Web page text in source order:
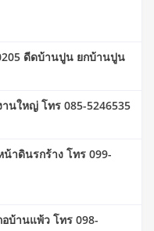
ดีดบ้านปูน ยกบ้านปูน
นใหญ่ โทร 085-5246535
าดินรกร้าง โทร 099-
บ้านแพ้ว โทร 098-